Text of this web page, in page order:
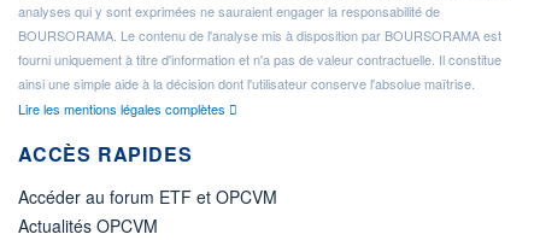
analyses qui y sont exprimées ne sauraient engager la responsabilité de
BOURSORAMA. Le contenu de l'analyse mis à disposition par BOURSORAMA est
fourni uniquement à titre d'information et n'a pas de valeur contractuelle. Il constitue
ainsi une simple aide à la décision dont l'utilisateur conserve l'absolue maîtrise.
Lire les mentions légales complètes
ACCÈS RAPIDES
Accéder au forum ETF et OPCVM
Actualités OPCVM